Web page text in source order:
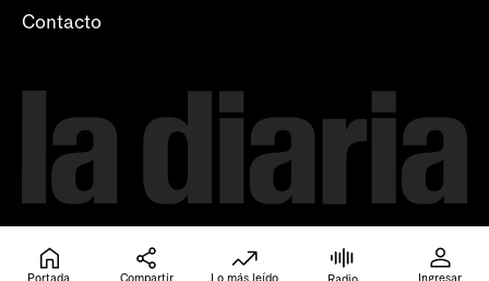
Contacto
Portada Compartir Lo más leído Ingresar